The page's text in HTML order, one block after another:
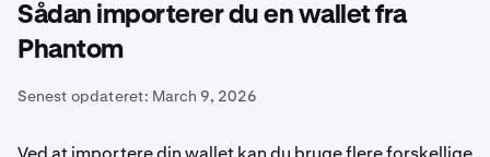
Sådan importerer du en wallet fra
Phantom
Senest opdateret: March 9, 2026